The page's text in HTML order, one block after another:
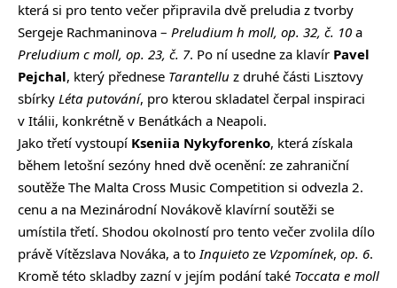
která si pro tento večer připravila dvě preludia z tvorby
Sergeje Rachmaninova – Preludium h moll, op. 32, č. 10 a
Preludium c moll, op. 23, č. 7. Po ní usedne za klavír Pavel
Pejchal, který přednese Tarantellu z druhé části Lisztovy
sbírky Léta putování, pro kterou skladatel čerpal inspiraci
v Itálii, konkrétně v Benátkách a Neapoli.
Jako třetí vystoupí Kseniia Nykyforenko, která získala
během letošní sezóny hned dvě ocenění: ze zahraniční
soutěže The Malta Cross Music Competition si odvezla 2.
cenu a na Mezinárodní Novákově klavírní soutěži se
umístila třetí. Shodou okolností pro tento večer zvolila dílo
právě Vítězslava Nováka, a toInquieto ze Vzpomínek, op. 6.
Kromě této skladby zazní v jejím podání také Toccata e moll